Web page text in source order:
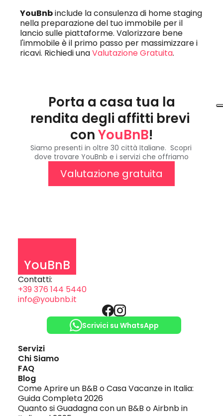
YouBnb include la consulenza di home staging
nella preparazione del tuo immobile per il
lancio sulle piattaforme. Valorizzare bene
l'immobile è il primo passo per massimizzare i
ricavi. Richiedi una Valutazione Gratuita.
Porta a casa tua la
rendita degli affitti brevi
con YouBnB!
Siamo presenti in oltre 30 città Italiane.  Scopri
dove trovare YouBnb e i servizi che offriamo
Valutazione gratuita
YouBnB
Contatti:
+39 376 144 5440
info@youbnb.it
Scrivici su WhatsApp
Servizi
Chi Siamo
FAQ
Blog
Come Aprire un B&B o Casa Vacanze in Italia:
Guida Completa 2026
Quanto si Guadagna con un B&B o Airbnb in